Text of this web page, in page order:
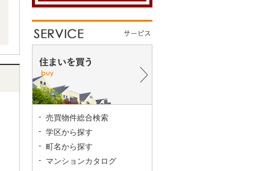
売買物件総合検索
学区から探す
町名から探す
マンションカタログ